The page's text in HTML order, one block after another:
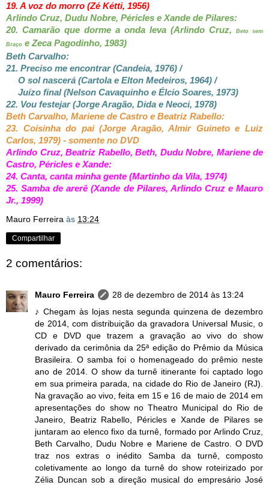
19. A voz do morro (Zé Kétti, 1956)
Arlindo Cruz, Dudu Nobre, Péricles e Xande de Pilares:
20. Camarão que dorme a onda leva (Arlindo Cruz,
Beto sem
Braço e Zeca Pagodinho, 1983)
Beth Carvalho:
21. Preciso me encontrar (Candeia, 1976) /
O sol nascerá (Cartola e Elton Medeiros, 1964) /
Juízo final (Nelson Cavaquinho e Élcio Soares, 1973)
22. Vou festejar (Jorge Aragão, Dida e Neoci, 1978)
Beth Carvalho, Mariene de Castro e Beatriz Rabello:
23. Coisinha do pai (Jorge Aragão, Almir Guineto e Luiz
Carlos, 1979) - somente no DVD
Arlindo Cruz, Beatriz Rabello, Beth, Dudu Nobre, Mariene de
Castro, Péricles e Xande:
24. Canta, canta minha gente (Martinho da Vila, 1974)
25. Samba de arerê (Xande de Pilares, Arlindo Cruz e Mauro
Jr., 1999)
Mauro Ferreira às 13:24
Compartilhar
2 comentários:
Mauro Ferreira
28 de dezembro de 2014 às 13:24
♪ Chegam às lojas nesta segunda quinzena de dezembro
de 2014, com distribuição da gravadora Universal Music, o
CD e DVD que trazem a gravação ao vivo do show
derivado da cerimônia da 25ª edição do Prêmio da Música
Brasileira. O samba foi o homenageado do prêmio neste
ano de 2014. O show da turnê itinerante foi captado logo
em sua primeira parada, na cidade do Rio de Janeiro (RJ).
Na gravação ao vivo, feita em 15 e 16 de maio de 2014 em
apresentações do show no Theatro Municipal do Rio de
Janeiro, Beatriz Rabello, Péricles e Xande de Pilares se
juntaram ao elenco fixo da turnê, formado por Arlindo Cruz,
Beth Carvalho, Dudu Nobre e Mariene de Castro. O DVD
traz nos extras o inédito Samba da turnê, composto
coletivamente ao longo da turnê do show roteirizado por
Zélia Duncan sob a direção musical do empresário José